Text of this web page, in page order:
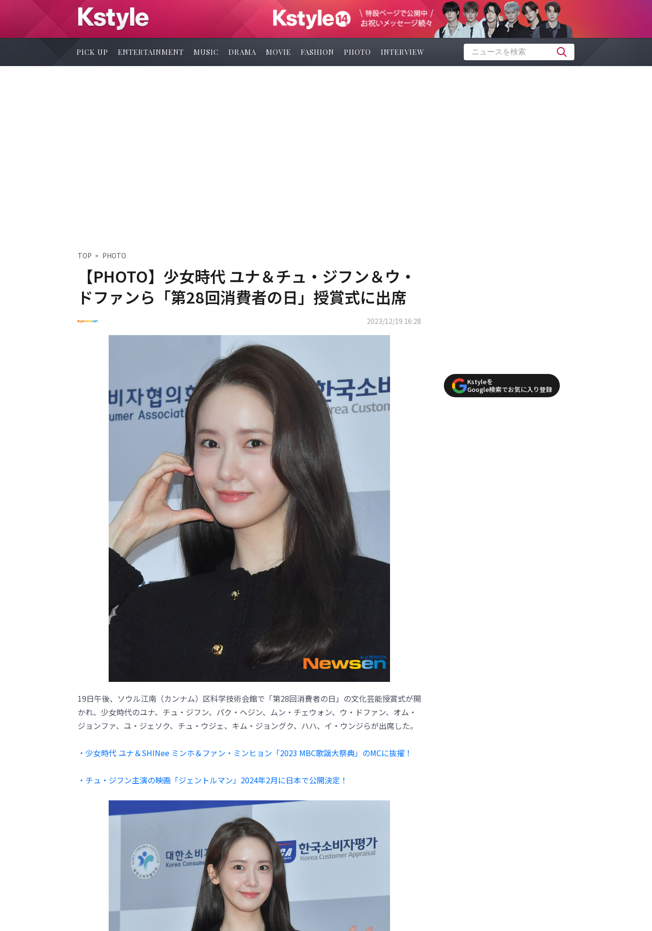
PICK UP ENTERTAINMENT MUSIC DRAMA MOVIE FASHION PHOTO INTERVIEW
TOP PHOTO
【PHOTO】少女時代 ユナ＆チュ・ジフン＆ウ・
ドファンら「第28回消費者の日」授賞式に出席
2023/12/19 16:28
19日午後、ソウル江南（カンナム）区科学技術会館で「第28回消費者の日」の文化芸能授賞式が開
かれ、少女時代のユナ、チュ・ジフン、パク・ヘジン、ムン・チェウォン、ウ・ドファン、オム・
ジョンファ、ユ・ジェソク、チュ・ウジェ、キム・ジョングク、ハハ、イ・ウンジらが出席した。
・少女時代 ユナ＆SHINee ミンホ＆ファン・ミンヒョン「2023 MBC歌謡大祭典」のMCに抜擢！
・チュ・ジフン主演の映画「ジェントルマン」2024年2月に日本で公開決定！
Kstyleを
Google検索でお気に入り登録